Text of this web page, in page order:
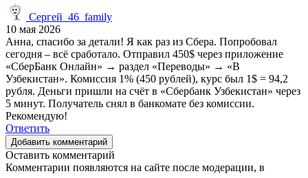
Сергей_46_family
10 мая 2026
Анна, спасибо за детали! Я как раз из Сбера. Попробовал
сегодня – всё сработало. Отправил 450$ через приложение
«СберБанк Онлайн» → раздел «Переводы» → «В
Узбекистан». Комиссия 1% (450 рублей), курс был 1$ = 94,2
рубля. Деньги пришли на счёт в «Сбербанк Узбекистан» через
5 минут. Получатель снял в банкомате без комиссии.
Рекомендую!
Ответить
Добавить комментарий
Оставить комментарий
Комментарии появляются на сайте после модерации, в